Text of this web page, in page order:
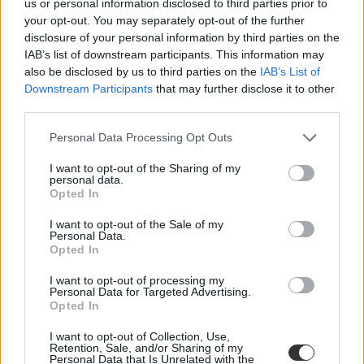
us or personal information disclosed to third parties prior to
your opt-out. You may separately opt-out of the further
disclosure of your personal information by third parties on the
IAB’s list of downstream participants. This information may
also be disclosed by us to third parties on the IAB’s List of
Downstream Participants that may further disclose it to other
Personal Data Processing Opt Outs
I want to opt-out of the Sharing of my
personal data.
Opted In
I want to opt-out of the Sale of my
Personal Data.
Opted In
I want to opt-out of processing my
Personal Data for Targeted Advertising.
Opted In
I want to opt-out of Collection, Use,
Retention, Sale, and/or Sharing of my
Personal Data that Is Unrelated with the
Lázár János saját pártpolitikai oldalán jelent meg az
új KRESZ – adathalászatra hívja fel a figyelmet
Vitézy Dávid
Szokatlan módon nem a szaktárca hivatalos honlapján, hanem Lázár
János saját pártpolitikai oldalán tették közzé az új KRESZ tervezetét
véleményezésre. Vitézi Dávid arra hívta fel a figyelmet, hogy a
felmerül a társadalmi egyeztetés valódi céljával kapcsolatban.
Campus life
Palotás Zsuzsanna
Január 20-án hozzák nyilvánosságra az új KRESZ
tervezetét
Nemsokára közzéteszik az új, átdolgozott KRESZ teljes szövegét –
szerint az új közlekedési szabályozást legkésőbb 2026
szeptemberében vezethetik be.